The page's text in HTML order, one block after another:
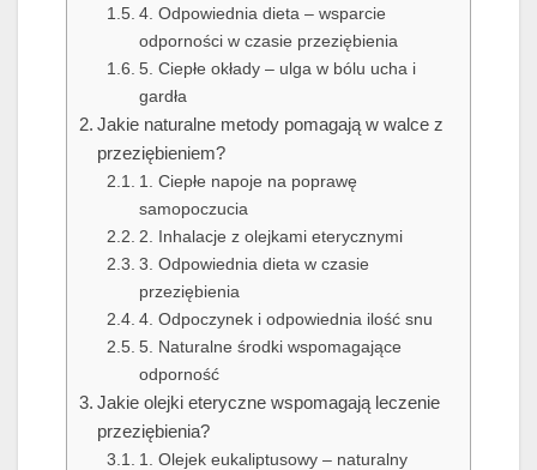
4. Odpowiednia dieta – wsparcie
odporności w czasie przeziębienia
5. Ciepłe okłady – ulga w bólu ucha i
gardła
Jakie naturalne metody pomagają w walce z
przeziębieniem?
1. Ciepłe napoje na poprawę
samopoczucia
2. Inhalacje z olejkami eterycznymi
3. Odpowiednia dieta w czasie
przeziębienia
4. Odpoczynek i odpowiednia ilość snu
5. Naturalne środki wspomagające
odporność
Jakie olejki eteryczne wspomagają leczenie
przeziębienia?
1. Olejek eukaliptusowy – naturalny